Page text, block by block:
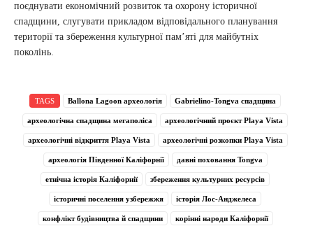
поєднувати економічний розвиток та охорону історичної
спадщини, слугувати прикладом відповідального планування
території та збереження культурної пам’яті для майбутніх
поколінь.
TAGS Ballona Lagoon археологія Gabrielino-Tongva спадщина
археологічна спадщина мегаполіса археологічний проєкт Playa Vista
археологічні відкриття Playa Vista археологічні розкопки Playa Vista
археологія Південної Каліфорнії давні поховання Tongva
етнічна історія Каліфорнії збереження культурних ресурсів
історичні поселення узбережжя історія Лос-Анджелеса
конфлікт будівництва й спадщини корінні народи Каліфорнії